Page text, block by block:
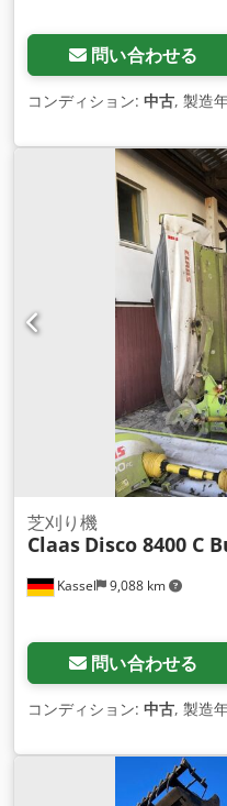
問い合わせる
コンディション: 中古, 製造
Kassel 9,088 km
芝刈り機
Claas Disco 8400 C
問い合わせる
コンディション: 中古, 製造